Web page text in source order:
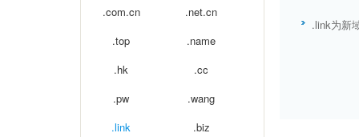
.com.cn
.net.cn
.top
.name
.hk
.cc
.pw
.wang
.link
.biz
.link为新